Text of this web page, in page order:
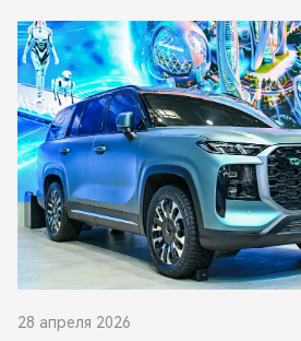
28 апреля 2026